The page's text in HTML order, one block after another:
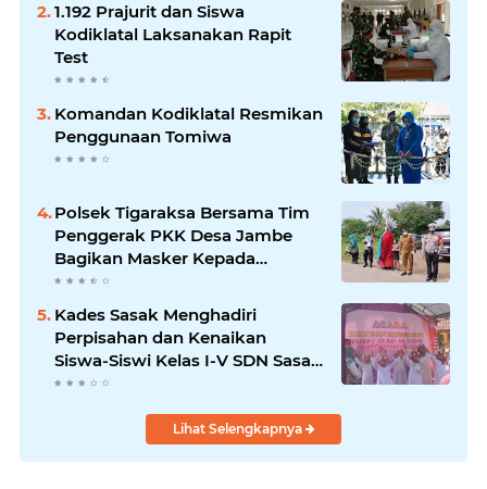
1.192 Prajurit dan Siswa
Kodiklatal Laksanakan Rapit
Test
Komandan Kodiklatal Resmikan
Penggunaan Tomiwa
Polsek Tigaraksa Bersama Tim
Penggerak PKK Desa Jambe
Bagikan Masker Kepada
Pengguna Jalan
Kades Sasak Menghadiri
Perpisahan dan Kenaikan
Siswa-Siswi Kelas I-V SDN Sasak
II
Lihat Selengkapnya